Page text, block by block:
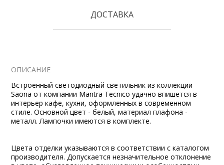
ДОСТАВКА
ОПИСАНИЕ
Встроенный светодиодный светильник из коллекции
Saona от компании Mantra Tecnico удачно впишется в
интерьер кафе, кухни, оформленных в современном
стиле. Основной цвет - белый, материал плафона -
металл. Лампочки имеются в комплекте.
Цвета отделки указываются в соответствии с каталогом
производителя. Допускается незначительное отклонение